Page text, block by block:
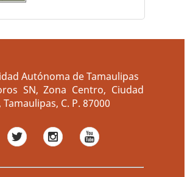
Autónoma de Tamaulipas
SN, Zona Centro, Ciudad
C. P. 87000